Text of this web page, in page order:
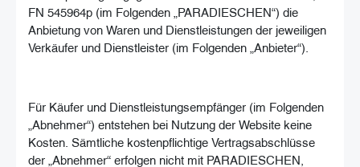
FN 545964p (im Folgenden „PARADIESCHEN“) die
Anbietung von Waren und Dienstleistungen der jeweiligen
Verkäufer und Dienstleister (im Folgenden „Anbieter“).
Für Käufer und Dienstleistungsempfänger (im Folgenden
„Abnehmer“) entstehen bei Nutzung der Website keine
Kosten. Sämtliche kostenpflichtige Vertragsabschlüsse
der „Abnehmer“ erfolgen nicht mit PARADIESCHEN,